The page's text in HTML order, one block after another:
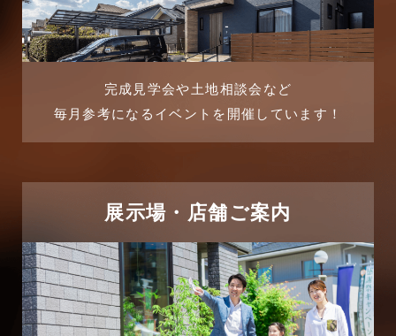
よくある質問
リフォーム-ブログ
三郷中央駅店-ブログ
三郷市
三郷駅前店-ブログ
2025年8月
2025年6月
2025年3月
2025年2月
完成見学会や土地相談会など
毎月参考になるイベントを開催しています！
展示場・店舗ご案内